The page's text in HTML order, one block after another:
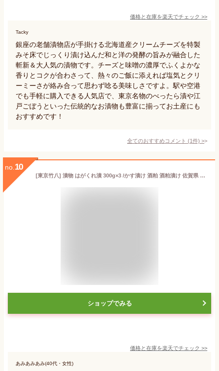
価格と在庫を楽天でチェック >>
Tacky
銀座の老舗漬物店が手掛ける北海道産クリームチーズを特製
みそ床でじっくり漬け込んだ和と洋の発酵の旨みが融合した
斬新＆大人気の漬物です。チーズと味噌の濃厚でふくよかな
香りとコクが合わさって、熱々のご飯に添えれば塩気とクリ
ーミーさが絡み合って思わず唸る美味しさですよ。駅や空港
でも手軽に購入できる人気店で、東京名物のべったら漬や江
戸ごぼうといった伝統的なお漬物も豊富に揃ってお土産にも
おすすめです！
全てのおすすめコメント (1件) >
no. 10
[東京竹八] 漬物 はがくれ漬 300g×3 /かす漬け 酒粕 酒粕漬け 佐賀県 竹八漬け 伝統 ごはんのお供 野菜漬け 甘粕 甘粕漬け おかず おつまみ お土産 はがくれ漬け
ショップでみる
価格と在庫を楽天でチェック >>
あみあみあみ(40代・女性)